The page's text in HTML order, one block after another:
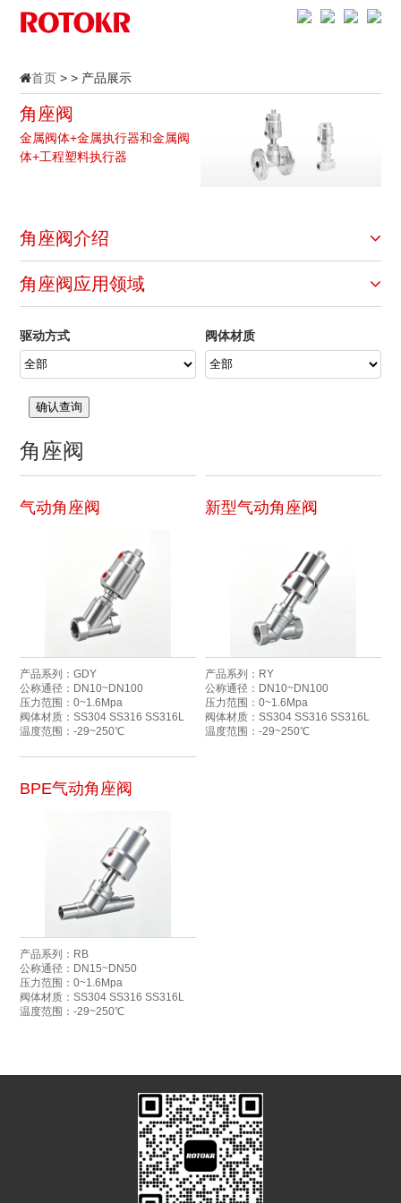
首页 > > 产品展示
角座阀
金属阀体+金属执行器和金属阀
体+工程塑料执行器
角座阀介绍
角座阀应用领域
驱动方式 阀体材质
确认查询
角座阀
气动角座阀
产品系列：GDY
公称通径：DN10~DN100
压力范围：0~1.6Mpa
阀体材质：SS304 SS316 SS316L
温度范围：-29~250℃
新型气动角座阀
产品系列：RY
公称通径：DN10~DN100
压力范围：0~1.6Mpa
阀体材质：SS304 SS316 SS316L
温度范围：-29~250℃
BPE气动角座阀
产品系列：RB
公称通径：DN15~DN50
压力范围：0~1.6Mpa
阀体材质：SS304 SS316 SS316L
温度范围：-29~250℃